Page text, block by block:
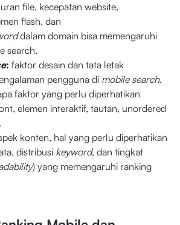
file, kecepatan website,
flash, dan
dalam domain bisa memengaruhi
search.
: faktor desain dan tata letak
pengguna di mobile search.
faktor yang perlu diperhatikan
elemen interaktif, tautan, unordered
konten, hal yang perlu diperhatikan
distribusi keyword, dan tingkat
) yang memengaruhi ranking